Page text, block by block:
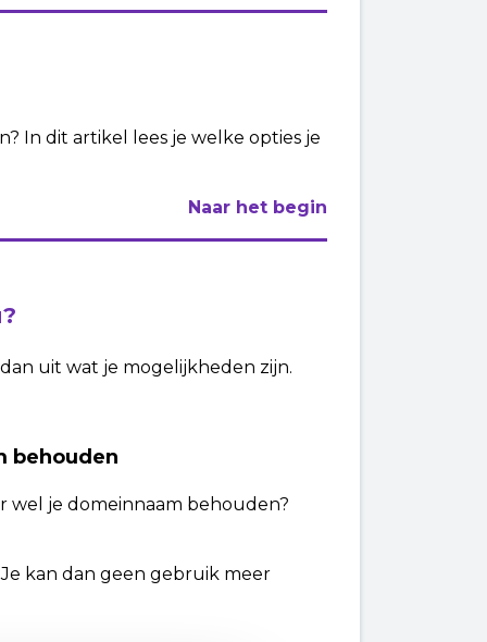
In dit artikel lees je welke opties je
Naar het begin
uit wat je mogelijkheden zijn.
behouden
wel je domeinnaam behouden?
kan dan geen gebruik meer